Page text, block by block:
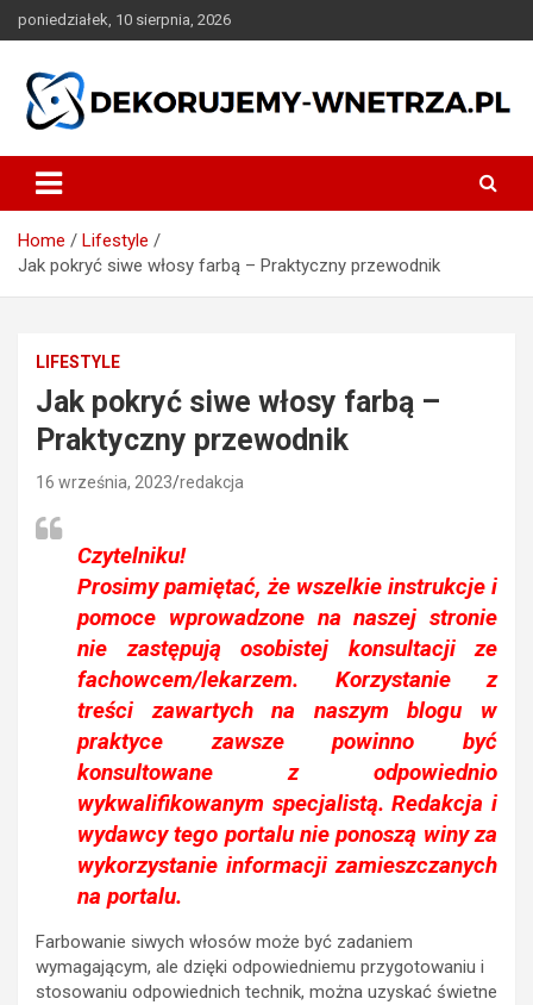
to
poniedziałek, 10 sierpnia, 2026
dekorujemy-wnetrza.pl
Home
Lifestyle
Jak pokryć siwe włosy farbą – Praktyczny przewodnik
LIFESTYLE
Jak pokryć siwe włosy farbą –
Praktyczny przewodnik
16 września, 2023 redakcja
Czytelniku!
Prosimy pamiętać, że wszelkie instrukcje i
pomoce wprowadzone na naszej stronie
nie zastępują osobistej konsultacji ze
fachowcem/lekarzem. Korzystanie z
treści zawartych na naszym blogu w
praktyce zawsze powinno być
konsultowane z odpowiednio
wykwalifikowanym specjalistą. Redakcja i
wydawcy tego portalu nie ponoszą winy za
wykorzystanie informacji zamieszczanych
na portalu.
Farbowanie siwych włosów może być zadaniem
wymagającym, ale dzięki odpowiedniemu przygotowaniu i
stosowaniu odpowiednich technik, można uzyskać świetne